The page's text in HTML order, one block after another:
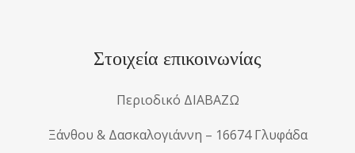
Στοιχεία επικοινωνίας
Περιοδικό ΔΙΑΒΑΖΩ
Ξάνθου & Δασκαλογιάννη – 16674 Γλυφάδα